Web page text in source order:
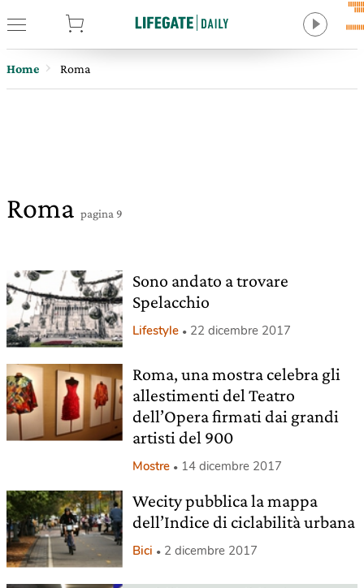
Home Roma
Roma pagina 9
Sono andato a trovare
Spelacchio
Lifestyle 22 dicembre 2017
Roma, una mostra celebra gli
allestimenti del Teatro
dell’Opera firmati dai grandi
artisti del 900
Mostre 14 dicembre 2017
Wecity pubblica la mappa
dell’Indice di ciclabilità urbana
Bici 2 dicembre 2017